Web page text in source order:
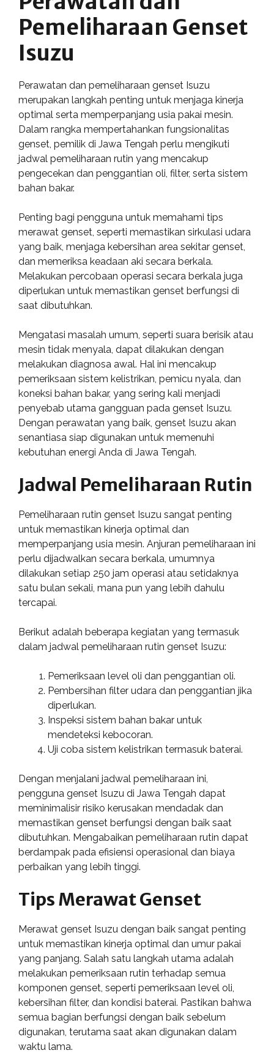
Pemeliharaan Genset
Isuzu
Perawatan dan pemeliharaan genset Isuzu
merupakan langkah penting untuk menjaga kinerja
optimal serta memperpanjang usia pakai mesin.
Dalam rangka mempertahankan fungsionalitas
genset, pemilik di Jawa Tengah perlu mengikuti
jadwal pemeliharaan rutin yang mencakup
pengecekan dan penggantian oli, filter, serta sistem
bahan bakar.
Penting bagi pengguna untuk memahami tips
merawat genset, seperti memastikan sirkulasi udara
yang baik, menjaga kebersihan area sekitar genset,
dan memeriksa keadaan aki secara berkala.
Melakukan percobaan operasi secara berkala juga
diperlukan untuk memastikan genset berfungsi di
saat dibutuhkan.
Mengatasi masalah umum, seperti suara berisik atau
mesin tidak menyala, dapat dilakukan dengan
melakukan diagnosa awal. Hal ini mencakup
pemeriksaan sistem kelistrikan, pemicu nyala, dan
koneksi bahan bakar, yang sering kali menjadi
penyebab utama gangguan pada genset Isuzu.
Dengan perawatan yang baik, genset Isuzu akan
senantiasa siap digunakan untuk memenuhi
kebutuhan energi Anda di Jawa Tengah.
Jadwal Pemeliharaan Rutin
Pemeliharaan rutin genset Isuzu sangat penting
untuk memastikan kinerja optimal dan
memperpanjang usia mesin. Anjuran pemeliharaan ini
perlu dijadwalkan secara berkala, umumnya
dilakukan setiap 250 jam operasi atau setidaknya
satu bulan sekali, mana pun yang lebih dahulu
tercapai.
Berikut adalah beberapa kegiatan yang termasuk
dalam jadwal pemeliharaan rutin genset Isuzu:
Pemeriksaan level oli dan penggantian oli.
Pembersihan filter udara dan penggantian jika
diperlukan.
Inspeksi sistem bahan bakar untuk
mendeteksi kebocoran.
Uji coba sistem kelistrikan termasuk baterai.
Dengan menjalani jadwal pemeliharaan ini,
pengguna genset Isuzu di Jawa Tengah dapat
meminimalisir risiko kerusakan mendadak dan
memastikan genset berfungsi dengan baik saat
dibutuhkan. Mengabaikan pemeliharaan rutin dapat
berdampak pada efisiensi operasional dan biaya
perbaikan yang lebih tinggi.
Tips Merawat Genset
Merawat genset Isuzu dengan baik sangat penting
untuk memastikan kinerja optimal dan umur pakai
yang panjang. Salah satu langkah utama adalah
melakukan pemeriksaan rutin terhadap semua
komponen genset, seperti pemeriksaan level oli,
kebersihan filter, dan kondisi baterai. Pastikan bahwa
semua bagian berfungsi dengan baik sebelum
digunakan, terutama saat akan digunakan dalam
waktu lama.